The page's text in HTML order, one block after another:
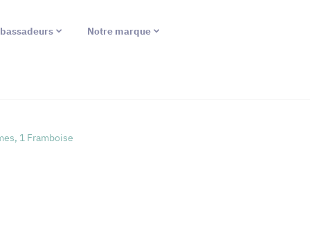
Notre marque
1 Framboise